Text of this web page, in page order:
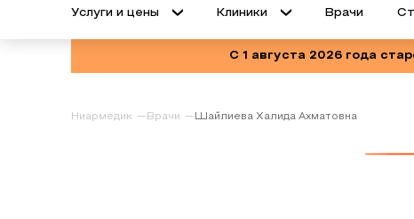
Услуги и цены Клиники Врачи
С 1 августа 2026 года
Ниармедик Врачи Шайлиева Халида Ахматовна